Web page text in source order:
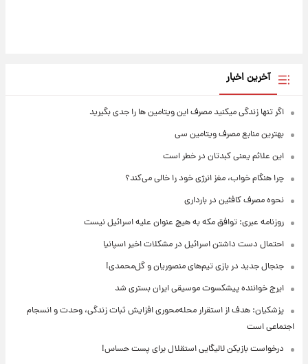
آخرین اخبار
اگر تنها زندگی میکنید مصرف این ویتامین ها را جدی بگیرید
بهترین منابع مصرف ویتامین سی
این علائم یعنی کبدتان در خطر است
چرا هنگام خواب، مغز انرژی خود را خالی می‌کند؟
نحوه مصرف کافئین در بارداری
روزنامه عبری: توافق مکه به هیچ عنوان علیه اسرائیل نیست
احتمال دست داشتن اسرائیل در مشکلات اخیر اسپانیا
جنجال جدید در بازی تیم‌های منصوریان و گل‌محمدی!
ایرج خواننده پیشکسوت موسیقی ایران بستری شد
پزشکیان: هدف از استقرار محله‌محوری افزایش ثبات زندگی، وحدت و انسجام
اجتماعی است
درخواست بازیکن لالیگایی استقلال برای پست حساس!